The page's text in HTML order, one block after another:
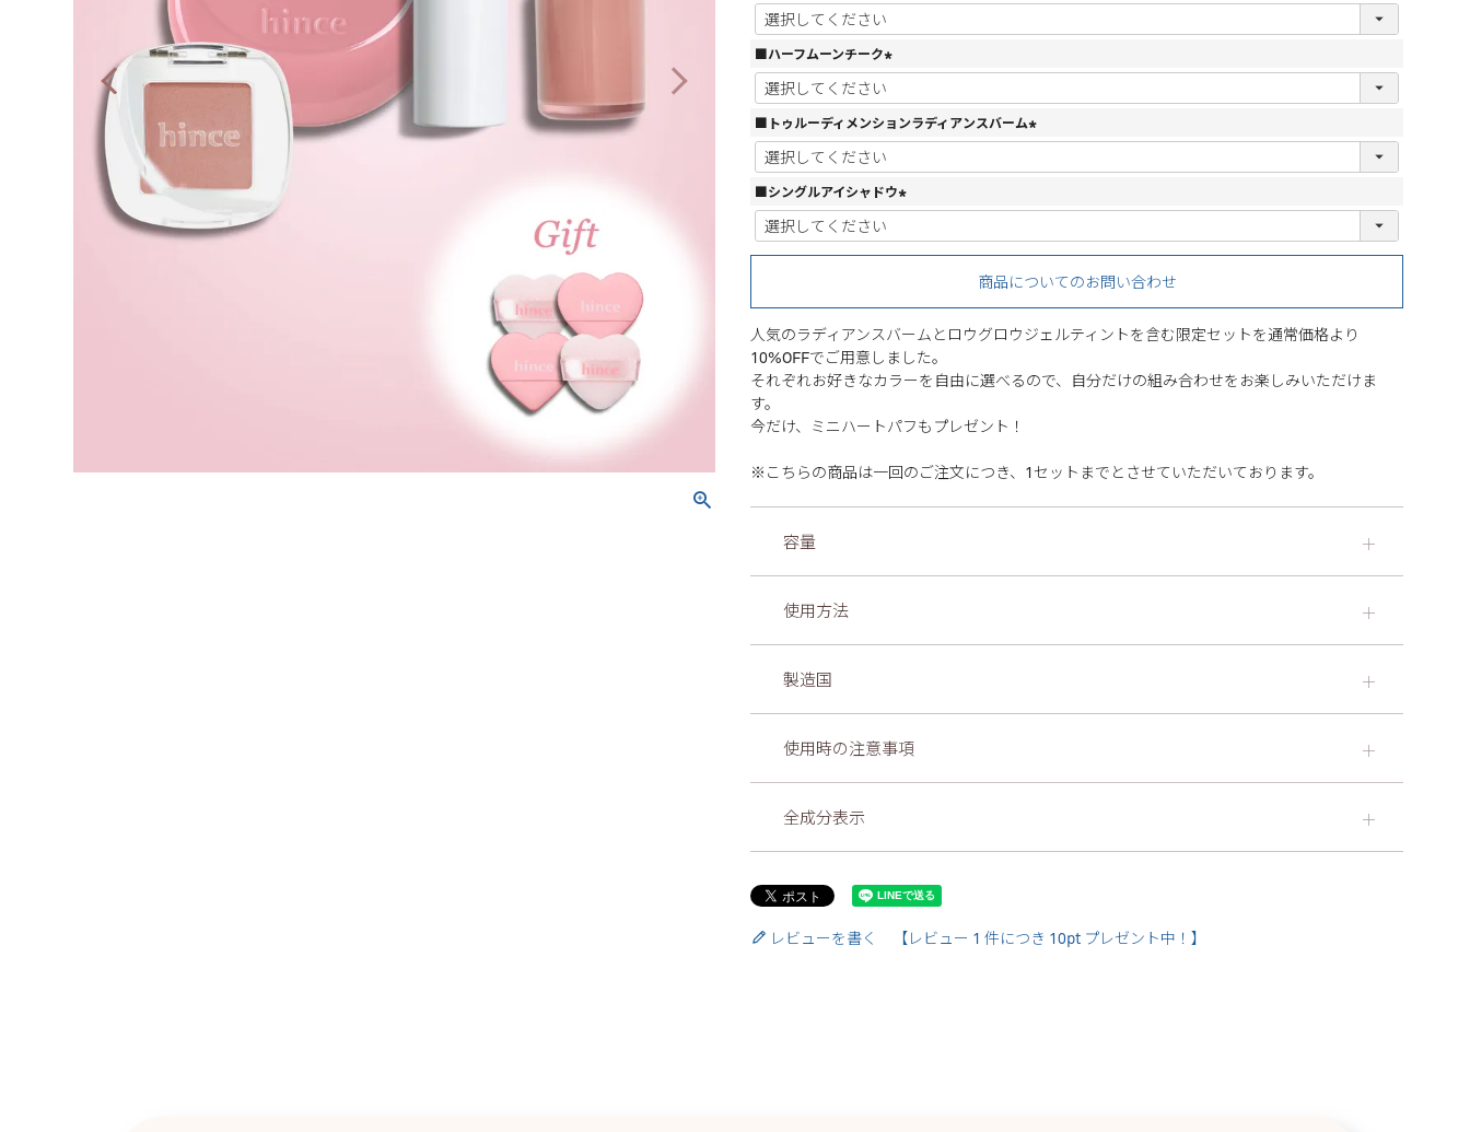
(
)
■ハーフムーンチーク
(
須
)
■トゥルーディメンションラディアンスバーム
(
)
■シングルアイシャドウ
(
須
商品についてのお問い合わせ
人気のラディアンスバームとロウグロウジェルティントを含む限定セットを通常価格より
10%OFFでご用意しました。
それぞれお好きなカラーを自由に選べるので、自分だけの組み合わせをお楽しみいただけま
す。
今だけ、ミニハートパフもプレゼント！
※こちらの商品は一回のご注文につき、1セットまでとさせていただいております。
容量 ＋
使用方法 ＋
製造国 ＋
使用時の注意事項 ＋
全成分表示 ＋
レビューを書く 【レビュー 1 件につき 10pt プレゼント中！】